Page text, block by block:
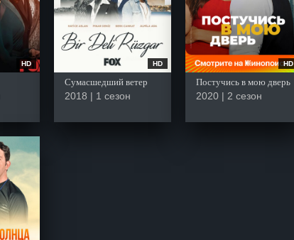
HD HD
Сумасшедший ветер
2018 | 1 сезон
HD
Постучись в мою дверь
2020 | 2 сезон